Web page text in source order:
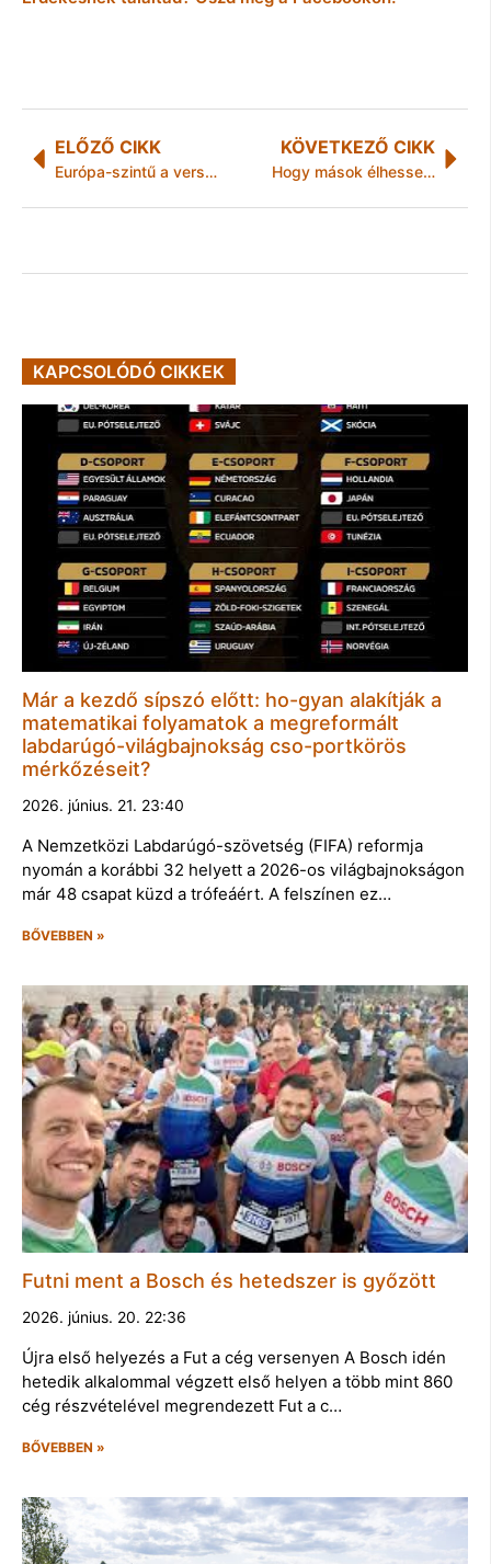
ELŐZŐ CIKK
Európa-szintű a verseny a tehetséges munkaerőért
KÖVETKEZŐ CIKK
Hogy mások élhessenek!
KAPCSOLÓDÓ CIKKEK
Már a kezdő sípszó előtt: ho-gyan alakítják a
matematikai folyamatok a megreformált
labdarúgó-világbajnokság cso-portkörös
mérkőzéseit?
2026. június. 21. 23:40
A Nemzetközi Labdarúgó-szövetség (FIFA) reformja
nyomán a korábbi 32 helyett a 2026-os világbajnokságon
már 48 csapat küzd a trófeáért. A felszínen ez…
BŐVEBBEN »
Futni ment a Bosch és hetedszer is győzött
2026. június. 20. 22:36
Újra első helyezés a Fut a cég versenyen A Bosch idén
hetedik alkalommal végzett első helyen a több mint 860
cég részvételével megrendezett Fut a c…
BŐVEBBEN »